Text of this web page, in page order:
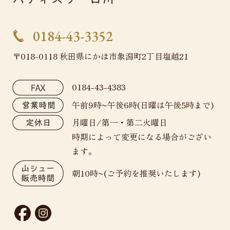
0184-43-3352
〒018-0118 秋田県にかほ市象潟町2丁目塩越21
0184-43-4383
午前9時~午後6時(日曜は午後5時まで)
月曜日/第一・第二火曜日
時期によって変更になる場合がござい
ます。
朝10時~(ご予約を推奨いたします)